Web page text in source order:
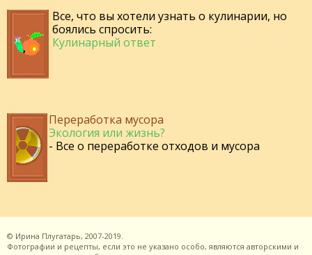
Все, что вы хотели узнать о кулинарии, но
боялись спросить:
Кулинарный ответ
Переработка мусора
Экология или жизнь?
- Все о переработке отходов и мусора
© Ирина Плугатарь, 2007-2019.
Фотографии и рецепты, если это не указано особо, являются авторскими и